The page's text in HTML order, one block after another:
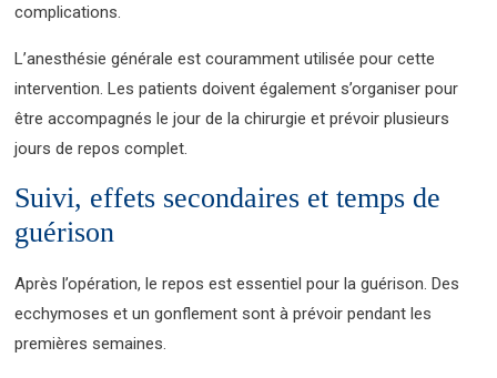
complications.
L’anesthésie générale est couramment utilisée pour cette
intervention. Les patients doivent également s’organiser pour
être accompagnés le jour de la chirurgie et prévoir plusieurs
jours de repos complet.
Suivi, effets secondaires et temps de
guérison
Après l’opération, le repos est essentiel pour la guérison. Des
ecchymoses et un gonflement sont à prévoir pendant les
premières semaines.